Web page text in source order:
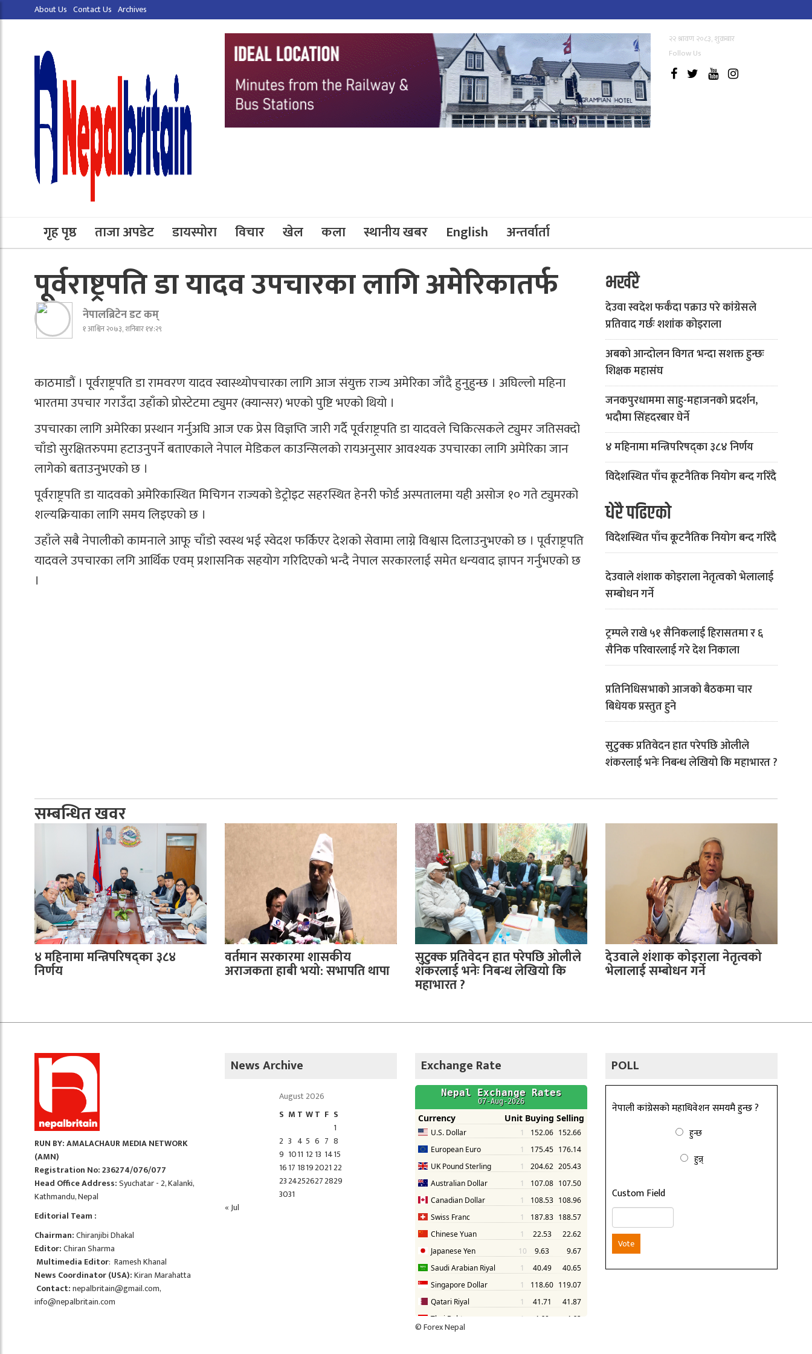
About Us Contact Us Archives
२२ श्रावण २०८३, शुक्रबार
Follow Us
गृह पृष्ठ ताजा अपडेट डायस्पोरा विचार खेल कला स्थानीय खबर English अन्तर्वार्ता
पूर्वराष्ट्रपति डा यादव उपचारका लागि अमेरिकातर्फ
नेपालब्रिटेन डट कम्
१ आश्विन २०७३, शनिबार १४:२९
काठमाडौं । पूर्वराष्ट्रपति डा रामवरण यादव स्वास्थ्योपचारका लागि आज संयुक्त राज्य अमेरिका जाँदै हुनुहुन्छ । अघिल्लो महिना
भारतमा उपचार गराउँदा उहाँको प्रोस्टेटमा ट्युमर (क्यान्सर) भएको पुष्टि भएको थियो ।
उपचारका लागि अमेरिका प्रस्थान गर्नुअघि आज एक प्रेस विज्ञप्ति जारी गर्दै पूर्वराष्ट्रपति डा यादवले चिकित्सकले ट्युमर जतिसक्दो
चाँडो सुरक्षितरुपमा हटाउनुपर्ने बताएकाले नेपाल मेडिकल काउन्सिलको रायअनुसार आवश्यक उपचारका लागि अमेरिका जान
लागेको बताउनुभएको छ ।
पूर्वराष्ट्रपति डा यादवको अमेरिकास्थित मिचिगन राज्यको डेट्रोइट सहरस्थित हेनरी फोर्ड अस्पतालमा यही असोज १० गते ट्युमरको
शल्यक्रियाका लागि समय लिइएको छ ।
उहाँले सबै नेपालीको कामनाले आफू चाँडो स्वस्थ भई स्वेदश फर्किएर देशको सेवामा लाग्ने विश्वास दिलाउनुभएको छ । पूर्वराष्ट्रपति
यादवले उपचारका लगि आर्थिक एवम् प्रशासनिक सहयोग गरिदिएको भन्दै नेपाल सरकारलाई समेत धन्यवाद ज्ञापन गर्नुभएको छ
।
भर्खरै
देउवा स्वदेश फर्कँदा पक्राउ परे कांग्रेसले
प्रतिवाद गर्छः शशांक कोइराला
अबको आन्दोलन विगत भन्दा सशक्त हुन्छः
शिक्षक महासंघ
जनकपुरधाममा साहु-महाजनको प्रदर्शन,
भदौमा सिंहदरबार घेर्ने
४ महिनामा मन्त्रिपरिषद्का ३८४ निर्णय
विदेशस्थित पाँच कूटनैतिक नियोग बन्द गरिँदै
धेरै पढिएको
विदेशस्थित पाँच कूटनैतिक नियोग बन्द गरिँदै
देउवाले शंशाक कोइराला नेतृत्वको भेलालाई
सम्बोधन गर्ने
ट्रम्पले राखे ५१ सैनिकलाई हिरासतमा र ६
सैनिक परिवारलाई गरे देश निकाला
प्रतिनिधिसभाको आजको बैठकमा चार
बिधेयक प्रस्तुत हुने
सुटुक्क प्रतिवेदन हात परेपछि ओलीले
शंकरलाई भनेः निबन्ध लेखियो कि महाभारत ?
सम्बन्धित खवर
४ महिनामा मन्त्रिपरिषद्का ३८४
निर्णय
वर्तमान सरकारमा शासकीय
अराजकता हाबी भयो: सभापति थापा
सुटुक्क प्रतिवेदन हात परेपछि ओलीले
शंकरलाई भनेः निबन्ध लेखियो कि
महाभारत ?
देउवाले शंशाक कोइराला नेतृत्वको
भेलालाई सम्बोधन गर्ने
RUN BY: AMALACHAUR MEDIA NETWORK
(AMN)
Registration No: 236274/076/077
Head Office Address:Syuchatar - 2, Kalanki,
Kathmandu, Nepal
Editorial Team :
Chairman:Chiranjibi Dhakal
Editor:Chiran Sharma
Multimedia Editor: Ramesh Khanal
News Coordinator (USA):Kiran Marahatta
Contact:nepalbritain@gmail.com,
info@nepalbritain.com
News Archive
August 2026
S M T WT F S
1
2 3 4 5 6 7 8
9 1011 12 13 1415
1617 1819202122
23242526272829
3031
« Jul
Exchange Rate
©Forex Nepal
POLL
नेपाली कांग्रेसको महाधिवेशन समयमै हुन्छ ?
हुन्छ
हुन्न्
Custom Field
Vote